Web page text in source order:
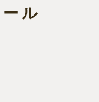
ル